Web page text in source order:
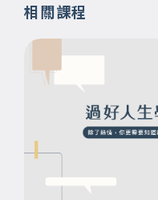
相關課程